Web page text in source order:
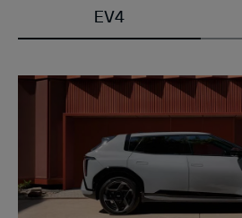
EV4